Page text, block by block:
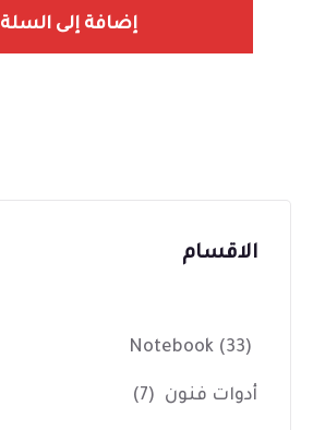
إضافة إلى السلة
الاقسام
Notebook (33)
أدوات فنون (7)